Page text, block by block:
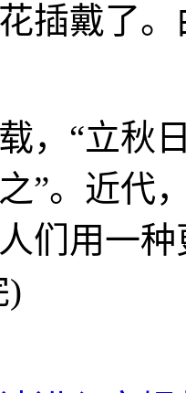
插戴了
“立秋日
”。近代
们用一
)